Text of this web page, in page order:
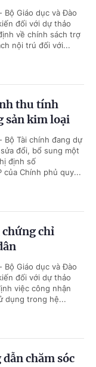
Bộ Giáo dục và Đào
đối với dự thảo
về chính sách trợ
nội trú đối với...
thu tính
sản kim loại
Bộ Tài chính đang dự
đổi, bổ sung một
định số
của Chính phủ quy...
chỉ
Bộ Giáo dục và Đào
đối với dự thảo
việc công nhận
dụng trong hệ...
chăm sóc